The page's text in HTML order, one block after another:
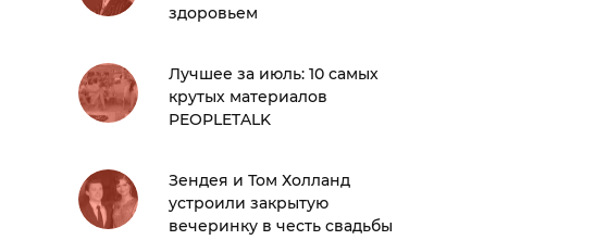
здоровьем
Лучшее за июль: 10 самых
крутых материалов
PEOPLETALK
Зендея и Том Холланд
устроили закрытую
вечеринку в честь свадьбы